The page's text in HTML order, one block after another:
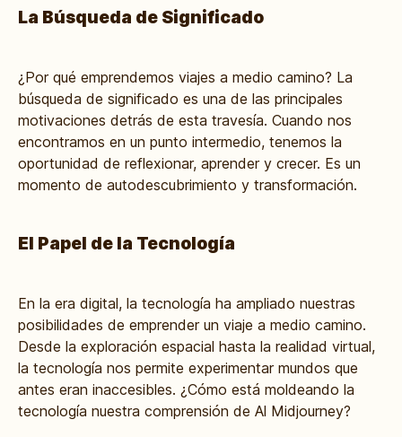
La Búsqueda de Significado
¿Por qué emprendemos viajes a medio camino? La
búsqueda de significado es una de las principales
motivaciones detrás de esta travesía. Cuando nos
encontramos en un punto intermedio, tenemos la
oportunidad de reflexionar, aprender y crecer. Es un
momento de autodescubrimiento y transformación.
El Papel de la Tecnología
En la era digital, la tecnología ha ampliado nuestras
posibilidades de emprender un viaje a medio camino.
Desde la exploración espacial hasta la realidad virtual,
la tecnología nos permite experimentar mundos que
antes eran inaccesibles. ¿Cómo está moldeando la
tecnología nuestra comprensión de Al Midjourney?